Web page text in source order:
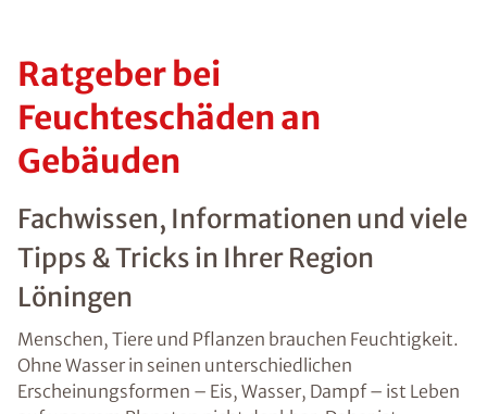
Ratgeber bei
Feuchteschäden an
Gebäuden
Fachwissen, Informationen und viele
Tipps & Tricks in Ihrer Region
Löningen
Menschen, Tiere und Pflanzen brauchen Feuchtigkeit.
Ohne Wasser in seinen unterschiedlichen
Erscheinungsformen – Eis, Wasser, Dampf – ist Leben